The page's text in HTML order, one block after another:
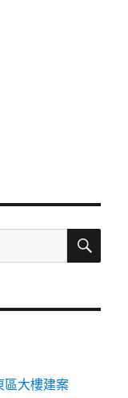
搜
區大樓建案